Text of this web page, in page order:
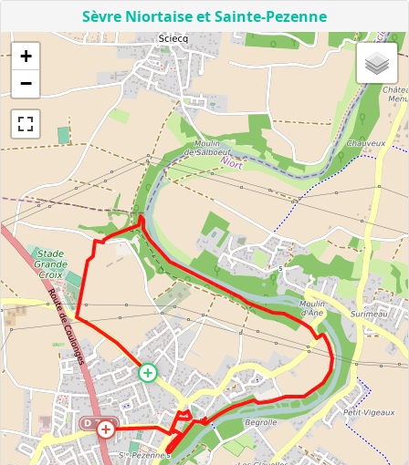
Sèvre Niortaise et Sainte-Pezenne
+
−